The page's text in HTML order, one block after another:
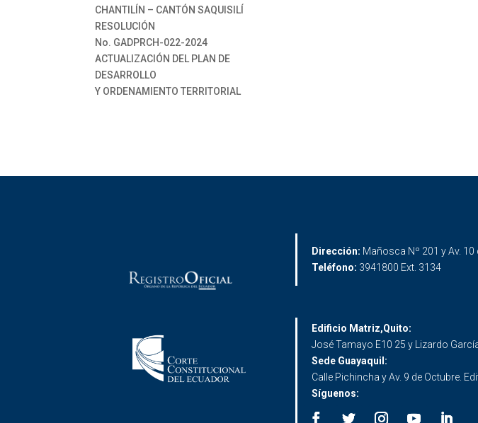
CHANTILÍN – CANTÓN SAQUISILÍ
RESOLUCIÓN
No. GADPRCH-022-2024
ACTUALIZACIÓN DEL PLAN DE
DESARROLLO
Y ORDENAMIENTO TERRITORIAL
Dirección: Mañosca Nº 201 y Av. 10
Teléfono: 3941800 Ext. 3134
Edificio Matriz,Quito:
José Tamayo E10 25 y Lizardo
Sede Guayaquil:
Calle Pichincha y Av. 9 de Octubre.
Síguenos: